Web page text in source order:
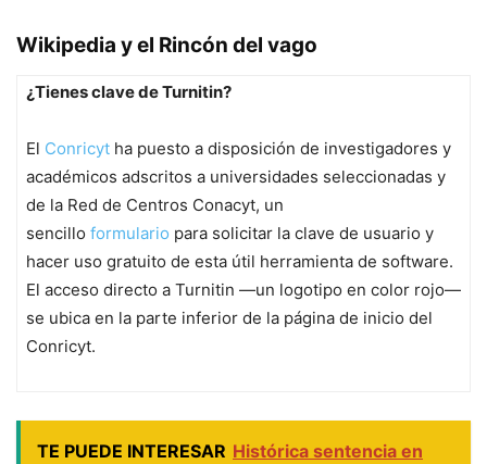
Wikipedia y el Rincón del vago
¿Tienes clave de Turnitin?
El Conricyt ha puesto a disposición de investigadores y
académicos adscritos a universidades seleccionadas y
de la Red de Centros Conacyt, un
sencillo formulario para solicitar la clave de usuario y
hacer uso gratuito de esta útil herramienta de software.
El acceso directo a Turnitin —un logotipo en color rojo—
se ubica en la parte inferior de la página de inicio del
Conricyt.
TE PUEDE INTERESAR Histórica sentencia en